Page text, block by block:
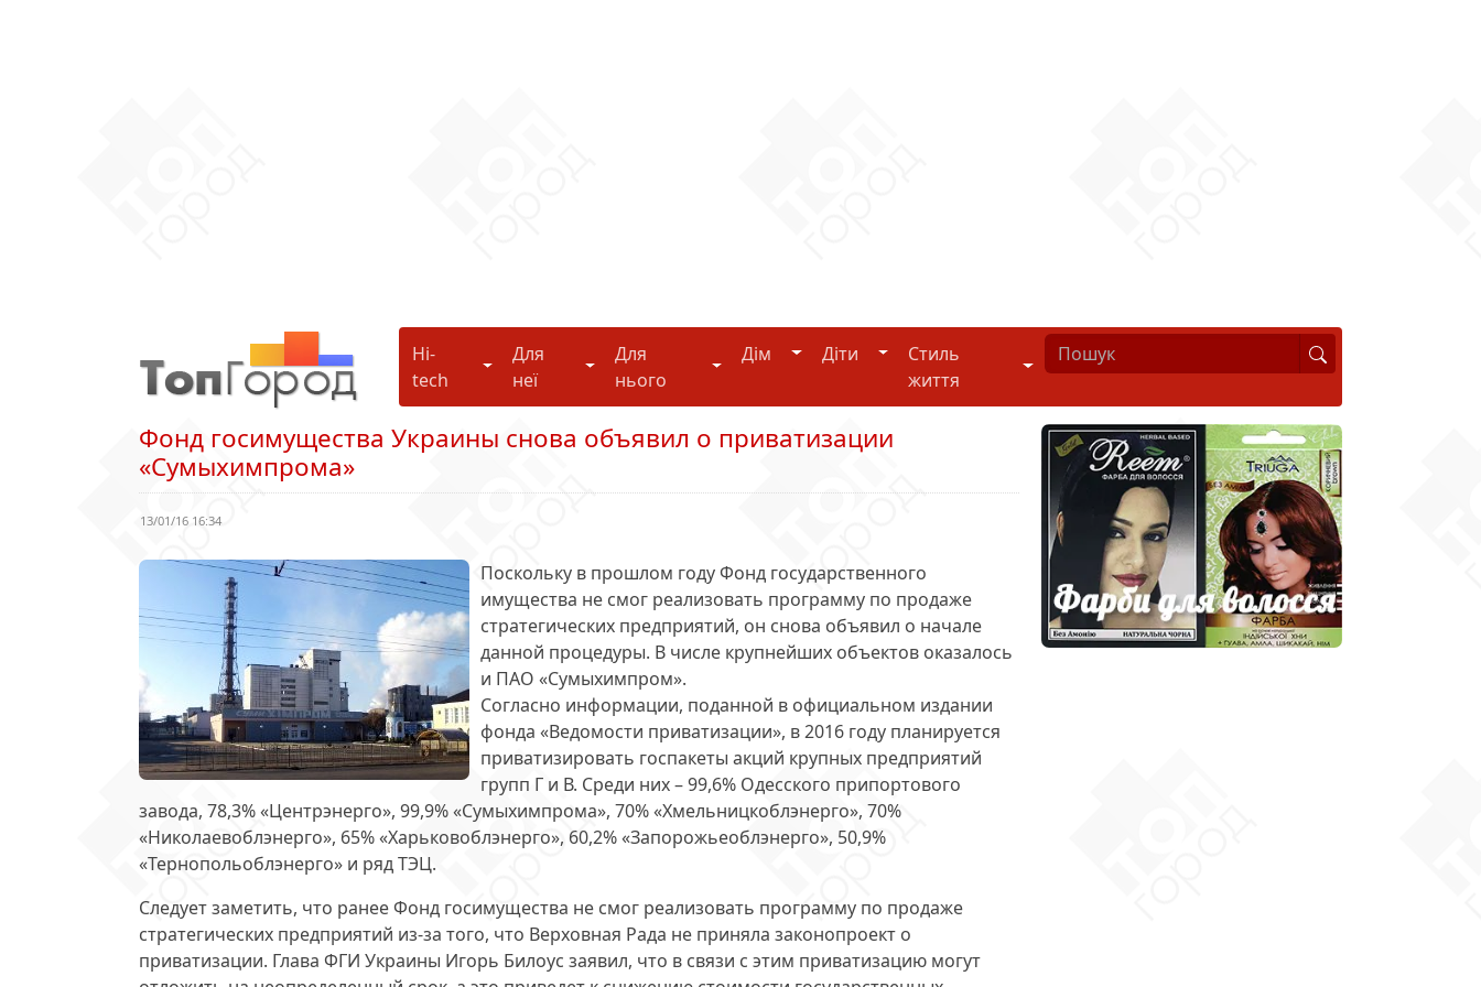
Hi-
tech
Hi-tech
Для
неї
Для неї
Для
нього
Для нього
Дім Дім Діти ДітиСтиль
життя
Стиль життя
Фонд госимущества Украины снова объявил о приватизации
«Сумыхимпрома»
13/01/16 16:34
Поскольку в прошлом году Фонд государственного
имущества не смог реализовать программу по продаже
стратегических предприятий, он снова объявил о начале
данной процедуры. В числе крупнейших объектов оказалось
и ПАО «Сумыхимпром».
Согласно информации, поданной в официальном издании
фонда «Ведомости приватизации», в 2016 году планируется
приватизировать госпакеты акций крупных предприятий
групп Г и В. Среди них – 99,6% Одесского припортового
завода, 78,3% «Центрэнерго», 99,9% «Сумыхимпрома», 70% «Хмельницкоблэнерго», 70%
«Николаевоблэнерго», 65% «Харьковоблэнерго», 60,2% «Запорожьеоблэнерго», 50,9%
«Тернопольоблэнерго» и ряд ТЭЦ.
Следует заметить, что ранее Фонд госимущества не смог реализовать программу по продаже
стратегических предприятий из-за того, что Верховная Рада не приняла законопроект о
приватизации. Глава ФГИ Украины Игорь Билоус заявил, что в связи с этим приватизацию могут